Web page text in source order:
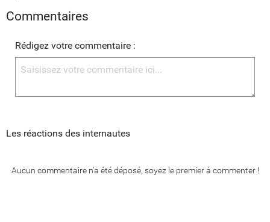
Commentaires
Rédigez votre commentaire :
Les réactions des internautes
Aucun commentaire n'a été déposé, soyez le premier à commenter !